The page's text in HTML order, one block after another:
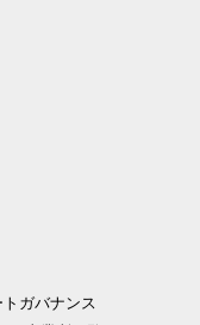
トガバナンス